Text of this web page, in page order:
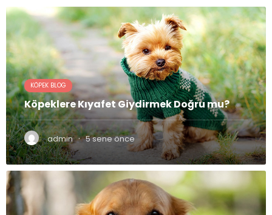
KÖPEK BLOG
Köpeklere Kıyafet Giydirmek Doğru mu?
admin · 5 sene önce